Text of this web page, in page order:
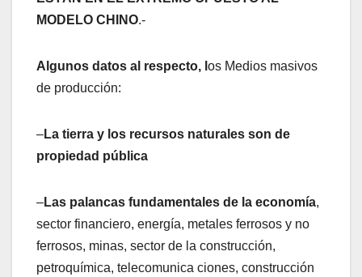
MODELO CHINO.-
Algunos datos al respecto, l os Medios masivos
de producción:
–La tierra y los recursos naturales son de
propiedad pública
–Las palancas fundamentales de la economía,
sector financiero, energía, metales ferrosos y no
ferrosos, minas, sector de la construcción,
petroquímica, telecomunica ciones, construcción